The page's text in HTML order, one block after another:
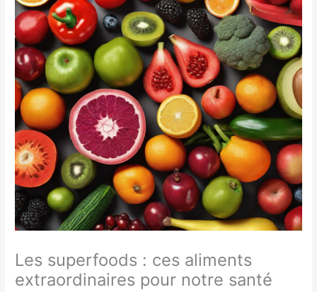
Les superfoods : ces aliments
extraordinaires pour notre santé